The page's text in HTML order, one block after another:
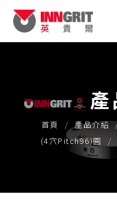
首頁 產品介紹
(4穴Pitch96)圓